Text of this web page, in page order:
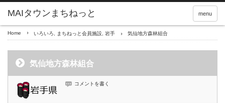
menu
Home いろいろ まちねっと会員施設 岩手 気仙地方森林組合
気仙地方森林組合
コメントを書く